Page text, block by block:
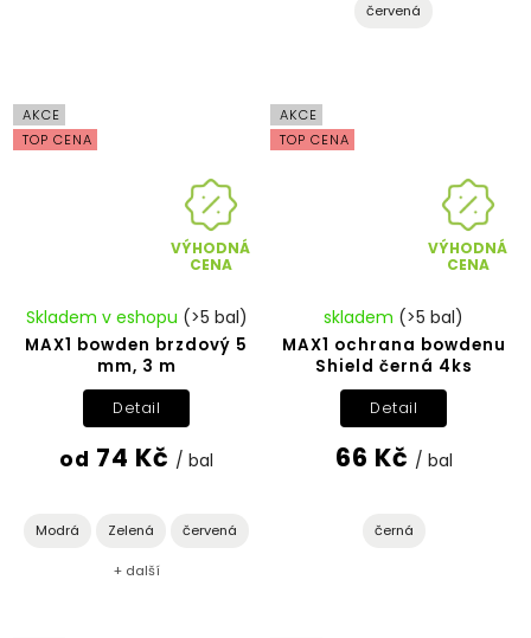
červená
AKCE
TOP CENA
VÝHODNÁ
CENA
MAX1 bowden brzdový 5
mm, 3 m
Skladem v eshopu (>5 bal)
od 74 Kč / bal
Detail
Modrá Zelená červená
+ další
AKCE
TOP CENA
VÝHODNÁ
CENA
MAX1 ochrana bowdenu
Shield černá 4ks
skladem (>5 bal)
66 Kč / bal
Detail
černá